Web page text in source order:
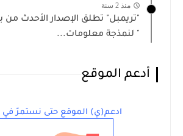
منذ 2 سنة
" لنمذجة معلومات...
أدعم الموقع
ادعم(ي) الموقع حتى نستمرّ في